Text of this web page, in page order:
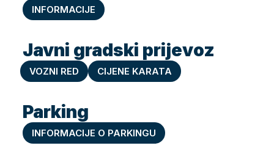
INFORMACIJE
Javni gradski prijevoz
VOZNI RED CIJENE KARATA
Parking
INFORMACIJE O PARKINGU